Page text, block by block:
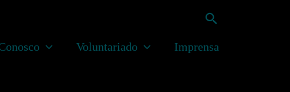
Pesquisar
Voluntariado Imprensa